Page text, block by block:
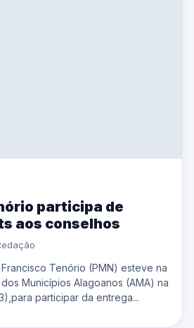
participa de
aos conselhos
Tenório (PMN) esteve na
Municípios Alagoanos (AMA) na
participar da entrega...